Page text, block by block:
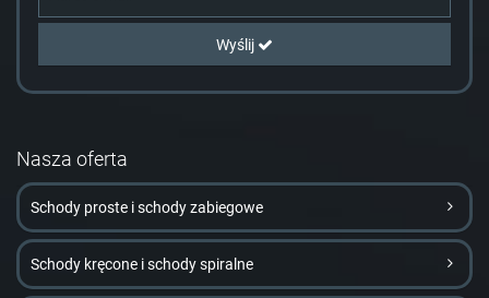
Wyślij
Nasza oferta
Schody proste i schody zabiegowe
Schody kręcone i schody spiralne